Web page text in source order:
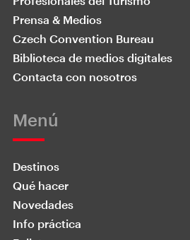
Prensa & Medios
Czech Convention Bureau
Biblioteca de medios digitales
Contacta con nosotros
Menú
Destinos
Qué hacer
Novedades
Info práctica